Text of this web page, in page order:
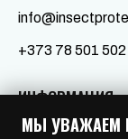
+373 78 501 502
ИНФОРМАЦИЯ
Услуги
МЫ УВАЖАЕМ